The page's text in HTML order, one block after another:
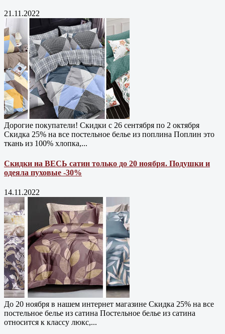
21.11.2022
Дорогие покупатели! Скидки с 26 сентября по 2 октября
Скидка 25% на все постельное белье из поплина Поплин это
ткань из 100% хлопка,...
Скидки на ВЕСЬ сатин только до 20 ноября. Подушки и
одеяла пуховые -30%
14.11.2022
До 20 ноября в нашем интернет магазине Cкидка 25% на все
постельное белье из сатина Постельное белье из сатина
относится к классу люкс,...